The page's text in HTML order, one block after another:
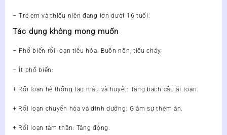
– Trẻ em và thiếu niên đang lớn dưới 16 tuổi.
Tác dụng không mong muốn
– Phổ biến rối loạn tiêu hóa: Buồn nôn, tiêu chảy.
– Ít phổ biến:
+ Rối loạn hệ thống tạo máu và huyết: Tăng bạch cầu ái toan.
+ Rối loạn chuyển hóa và dinh dưỡng: Giảm sự thèm ăn.
+ Rối loạn tâm thần: Tăng động.